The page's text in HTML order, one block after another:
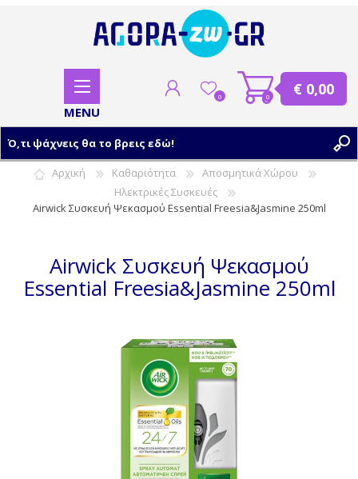
0 0 € 0,00
Αρχική Καθαριότητα
Αποσμητικά Χώρου
Ηλεκτρικές Συσκευές
Airwick Συσκευή Ψεκασμού Essential Freesia&Jasmine 250ml
Airwick Συσκευή Ψεκασμού
Essential Freesia&Jasmine 250ml